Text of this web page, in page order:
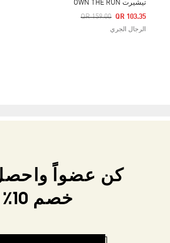
تيشيرت OWN THE RUN
Price Reduced From
QR 159.00
To QR 103.35
الرجال الجري
كن عضواً
خصم 10٪